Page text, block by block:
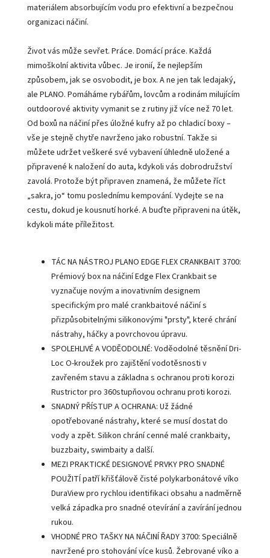
materiálem absorbujícím vodu pro efektivní a bezpečnou
organizaci náčiní.
Život vás může sevřet. Práce. Domácí práce. Každá
mimoškolní aktivita vůbec. Je ironií, že nejlepším
způsobem, jak se osvobodit, je box. A ne jen tak ledajaký,
ale PLANO. Pomáháme rybářům, lovcům a rodinám milujícím
outdoorové aktivity vymanit se z rutiny již více než 70 let.
Od boxů na náčiní přes úložné kufry až po chladicí boxy –
vše je stejně chytře navrženo jako robustní. Takže si
můžete udržet veškeré své vybavení úhledně uložené a
připravené k naložení do auta, kdykoli vás dobrodružství
zavolá. Protože být připraven znamená, že můžete říct
„sakra, jo“ tomu poslednímu kempování. Vydejte se na
cestu, dokud je kousnutí horké. A buďte připraveni na útěk,
kdykoli máte příležitost.
TÁC NA NÁSTROJ PLANO EDGE FLEX CRANKBAIT 3700:
Prémiový box na náčiní Edge Flex Crankbait se
vyznačuje novým a inovativním designem
specifickým pro malé crankbaitové náčiní s
přizpůsobitelnými silikonovými "prsty", které chrání
nástrahy, háčky a povrchovou úpravu.
SPOLEHLIVÉ A VODĚODOLNÉ: Voděodolné těsnění Dri-
Loc O-kroužek pro zajištění vodotěsnosti v
zavřeném stavu a základna s ochranou proti korozi
Rustrictor pro 360stupňovou ochranu proti korozi.
SNADNÝ PŘÍSTUP A OCHRANA: Už žádné
opotřebované nástrahy, které se musí dostat do
vody a zpět. Silikon chrání cenné malé crankbaity,
buzzbaity, swimbaity a další.
MEZI PRAKTICKÉ DESIGNOVÉ PRVKY PRO SNADNÉ
POUŽITÍ patří křišťálově čisté polykarbonátové víko
DuraView pro rychlou identifikaci obsahu a nadměrně
velká západka pro snadné otevírání a zavírání jednou
rukou.
VHODNÉ PRO TAŠKY NA NÁČINÍ ŘADY 3700: Speciálně
navržené pro stohování více kusů. Žebrované víko a